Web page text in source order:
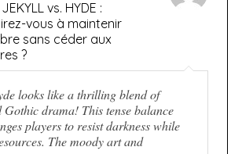
vs. HYDE :
vous à maintenir
sans céder aux
?
looks like a thrilling blend of
Gothic drama! This tense balance
players to resist darkness while
The moody art and